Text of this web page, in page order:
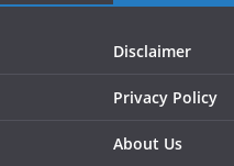
Disclaimer
Privacy Policy
About Us